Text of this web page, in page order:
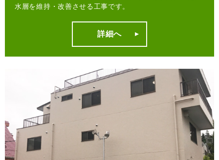
水層を維持・改善させる工事です。
詳細へ